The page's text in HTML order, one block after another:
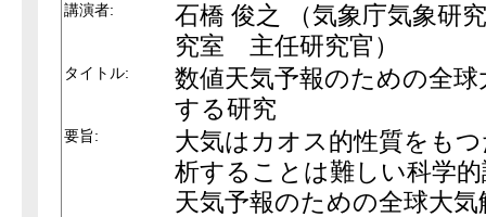
講演者:
石橋 俊之 （気象庁気象研
究室 主任研究官）
タイトル:
数値天気予報のための全
する研究
要旨:
大気はカオス的性質をも
析することは難しい科学
天気予報のための全球大